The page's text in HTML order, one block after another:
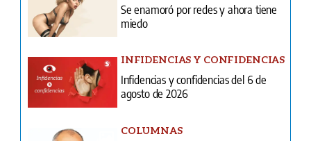
Se enamoró por redes y ahora tiene
miedo
INFIDENCIAS Y CONFIDENCIAS
Infidencias y confidencias del 6 de
agosto de 2026
COLUMNAS